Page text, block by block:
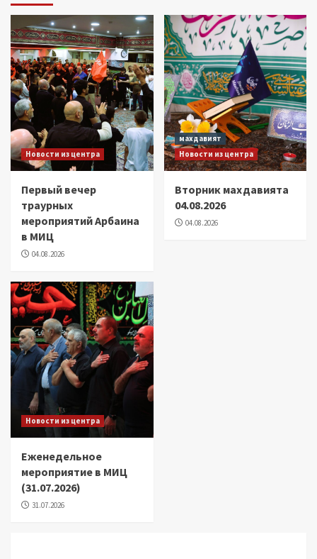
Новости из центра
Первый вечер
траурных
мероприятий Арбаина
в МИЦ
04.08.2026
махдавият
Новости из центра
Вторник махдавията
04.08.2026
04.08.2026
Новости из центра
Еженедельное
мероприятие в МИЦ
(31.07.2026)
31.07.2026